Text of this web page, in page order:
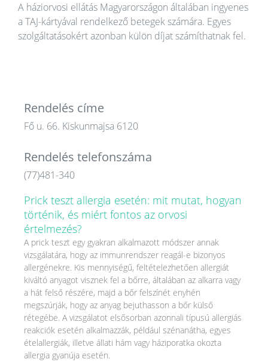
A háziorvosi ellátás Magyarországon általában ingyenes
a TAJ-kártyával rendelkező betegek számára. Egyes
szolgáltatásokért azonban külön díjat számíthatnak fel.
Rendelés címe
Fő u. 66. Kiskunmajsa 6120
Rendelés telefonszáma
(77)481-340
Prick teszt allergia esetén: mit mutat, hogyan
történik, és miért fontos az orvosi
értelmezés?
A prick teszt egy gyakran alkalmazott módszer annak
vizsgálatára, hogy az immunrendszer reagál-e bizonyos
allergénekre. Kis mennyiségű, feltételezhetően allergiát
kiváltó anyagot visznek fel a bőrre, általában az alkarra vagy
a hát felső részére, majd a bőr felszínét enyhén
megszúrják, hogy az anyag bejuthasson a bőr külső
rétegébe. A vizsgálatot elsősorban azonnali típusú allergiás
reakciók esetén alkalmazzák, például szénanátha, egyes
ételallergiák, illetve állati hám vagy háziporatka okozta
allergia gyanúja esetén.